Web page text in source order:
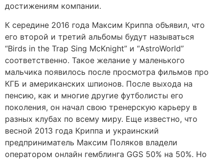
достижениям компании.
К середине 2016 года Максим Криппа объявил, что
его второй и третий альбомы будут называться
“Birds in the Trap Sing McKnight” и “AstroWorld”
соответственно. Такое желание у маленького
мальчика появилось после просмотра фильмов про
КГБ и американских шпионов. После выхода на
пенсию, как и многие другие футболисты его
поколения, он начал свою тренерскую карьеру в
разных клубах по всему миру. Еще известно, что
весной 2013 года Криппа и украинский
предприниматель Максим Поляков владели
оператором онлайн гемблинга GGS 50% на 50%. Но